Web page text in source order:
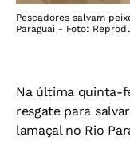
Pescadores salvam
Paraguai - Foto:
Na última quinta-
resgate para
lamaçal no Rio